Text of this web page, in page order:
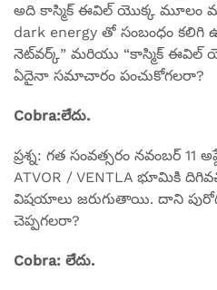
అది కాస్మిక్ ఈవిల్ యొక్క మూలం
dark energy తో సంబంధం
నెట్‌వర్క్” మరియు “కాస్మిక్ ఈవిల్
ఏదైనా సమాచారం పంచుకోగలరా?
Cobra:లేదు.
ప్రశ్న: గత సంవత్సరం నవంబర్
ATVOR / VENTLA భూమికి
విషయాలు జరుగుతాయి. దాని
చెప్పగలరా?
Cobra: లేదు.